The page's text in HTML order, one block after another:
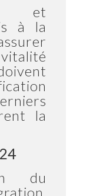
et
à la
la
du